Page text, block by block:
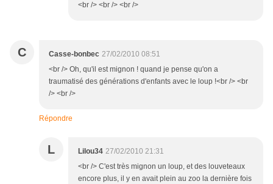
<br /> <br /> <br />
C Casse-bonbec 27/02/2010 08:51
<br /> Oh, qu'il est mignon ! quand je pense qu'on a
traumatisé des générations d'enfants avec le loup !<br /> <br
/> <br />
Répondre
L Lilou34 27/02/2010 21:31
<br /> C'est très mignon un loup, et des louveteaux
encore plus, il y en avait plein au zoo la dernière fois